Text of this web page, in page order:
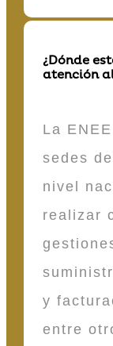
¿Dónde
atención
La
sedes
nivel
realizar
y
entre